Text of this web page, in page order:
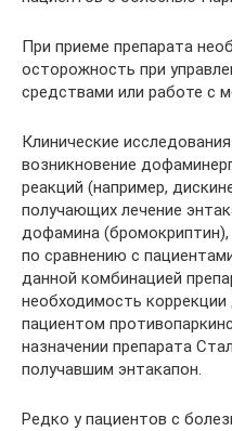
При приеме препарата
осторожность при
средствами или работе с
Клинические
возникновение
реакций (например,
получающих лечение
дофамина
по сравнению с
данной комбинацией
необходимость
пациентом
назначении препарата
получавшим энтакапон.
Редко у пациентов с